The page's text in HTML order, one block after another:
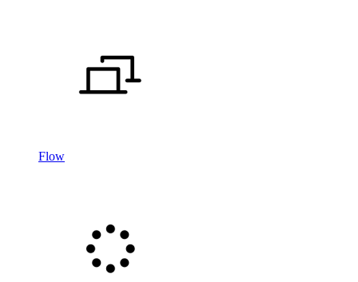
Flow